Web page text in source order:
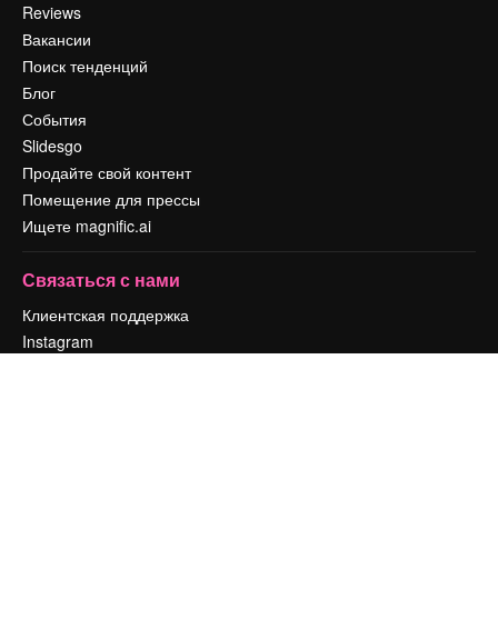
Reviews
Вакансии
Поиск тенденций
Блог
События
Slidesgo
Продайте свой контент
Помещение для прессы
Ищете magnific.ai
Связаться с нами
Клиентская поддержка
Instagram